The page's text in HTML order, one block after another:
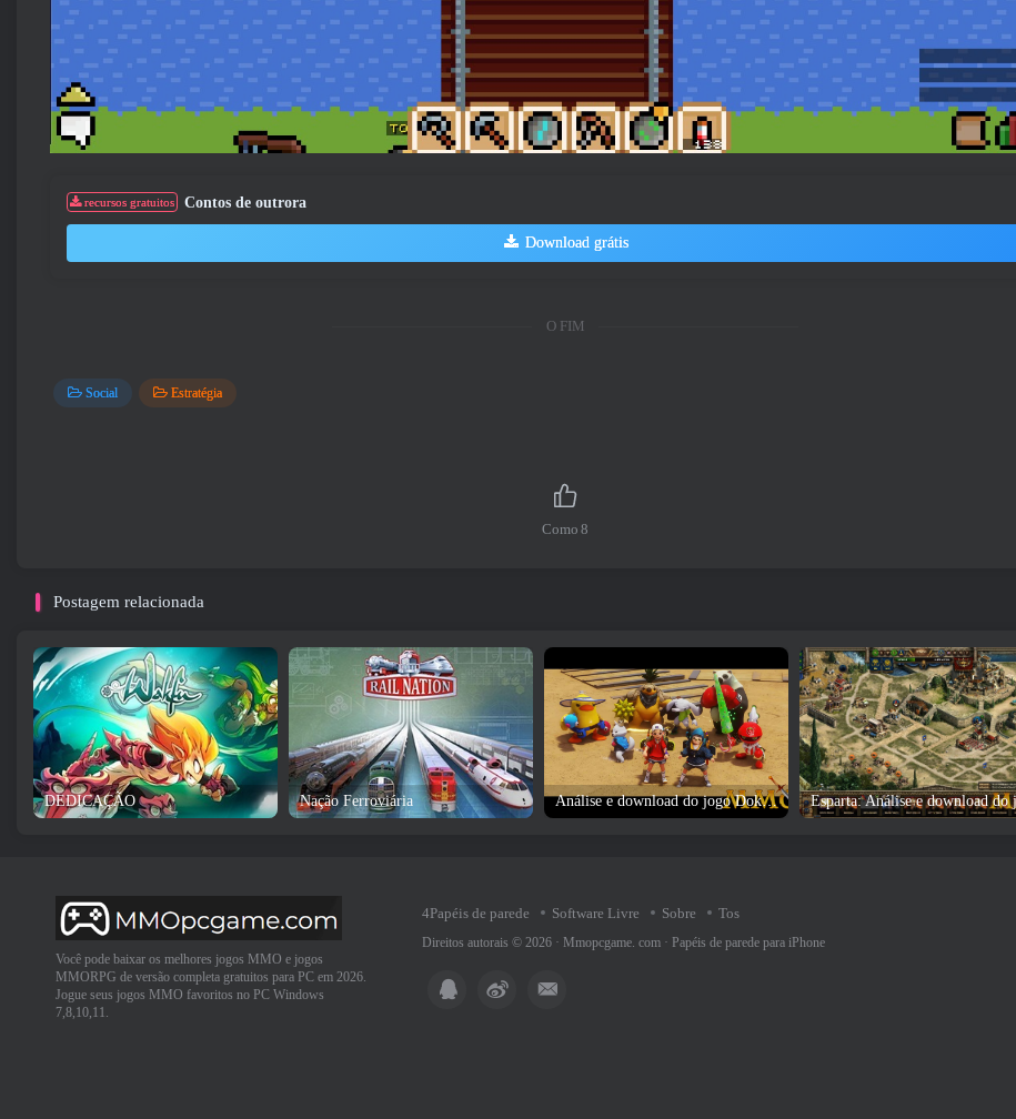
recursos gratuitos Contos de outrora
Download grátis
O FIM
Social Estratégia
Como 8
Postagem relacionada
DEDICAÇÃO Nação Ferroviária Análise e download do jogo DokeV
Você pode baixar os melhores jogos MMO e jogos
MMORPG de versão completa gratuitos para PC em 2026.
Jogue seus jogos MMO favoritos no PC Windows
7,8,10,11.
4Papéis de parede Software Livre Sobre Tos
Direitos autorais © 2026 · Mmopcgame. com · Papéis de parede para iPhone